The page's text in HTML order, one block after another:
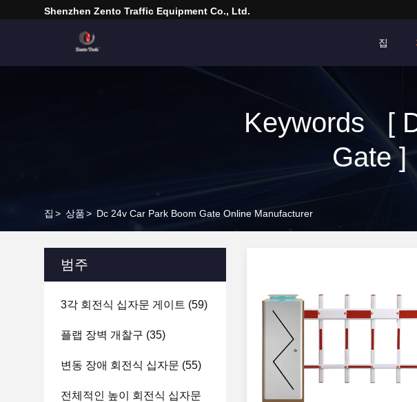
Shenzhen Zento Traffic Equipment Co., Ltd.
집
Keywords [
Gate ]
집 > 상품> Dc 24v Car Park Boom Gate Online Manufacturer
범주
3각 회전식 십자문 게이트 (59)
플랩 장벽 개찰구 (35)
변동 장애 회전식 십자문 (55)
전체적인 높이 회전식 십자문